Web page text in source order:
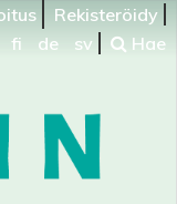
Rekisteröidy
fi de sv Hae